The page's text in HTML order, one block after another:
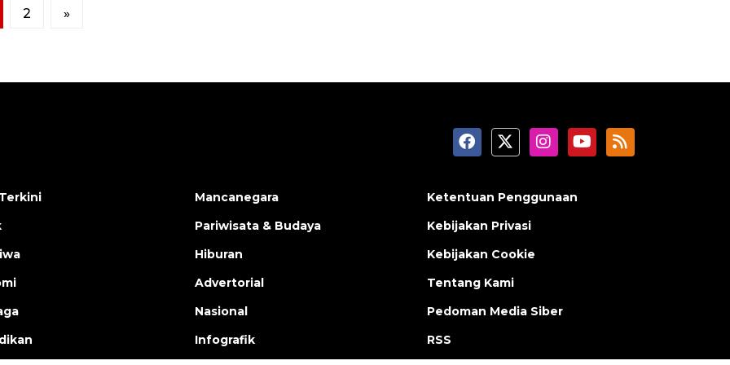
2 »
Mancanegara
Pariwisata & Budaya
Hiburan
Advertorial
Nasional
Infografik
Ketentuan Penggunaan
Kebijakan Privasi
Kebijakan Cookie
Tentang Kami
Pedoman Media Siber
RSS